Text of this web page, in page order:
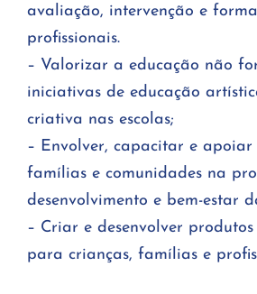
avaliação, intervenção e
profissionais.
– Valorizar a educação não
iniciativas de educação
criativa nas escolas;
– Envolver, capacitar e apoiar
famílias e comunidades na
desenvolvimento e bem-estar
– Criar e desenvolver
para crianças, famílias e